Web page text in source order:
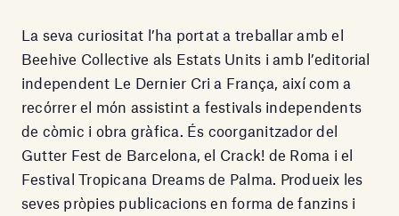
La seva curiositat l’ha portat a treballar amb el
Beehive Collective als Estats Units i amb l’editorial
independent Le Dernier Cri a França, així com a
recórrer el món assistint a festivals independents
de còmic i obra gràfica. És coorganitzador del
Gutter Fest de Barcelona, el Crack! de Roma i el
Festival Tropicana Dreams de Palma. Produeix les
seves pròpies publicacions en forma de fanzins i